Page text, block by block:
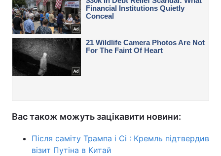
Вас також можуть зацікавити новини:
Після саміту Трампа і Сі : Кремль підтвердив
візит Путіна в Китай